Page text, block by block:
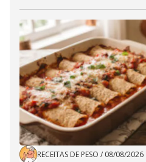
RECEITAS DE PESO / 08/08/2026